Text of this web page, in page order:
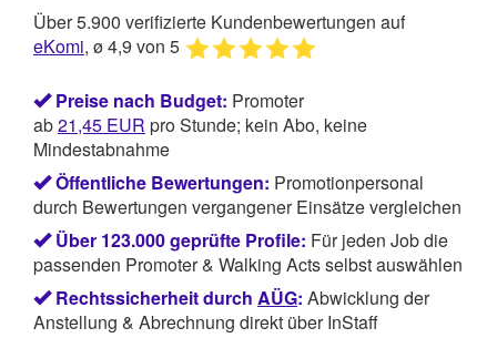
Über 5.900 verifizierte Kundenbewertungen auf
eKomi, ø 4,9 von 5
Preise nach Budget: Promoter
ab21,45 EUR pro Stunde; kein Abo, keine
Mindestabnahme
Öffentliche Bewertungen: Promotionpersonal
durch Bewertungen vergangener Einsätze vergleichen
Über 123.000 geprüfte Profile: Für jeden Job die
passenden Promoter & Walking Acts selbst auswählen
Rechtssicherheit durch AÜG: Abwicklung der
Anstellung & Abrechnung direkt über InStaff